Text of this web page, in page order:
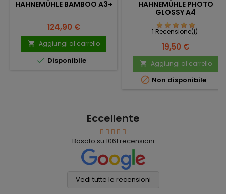
HAHNEMÜHLE BAMBOO A3+
Prezzo
124,90 €
 Aggiungi al carrello
 Disponibile
HAHNEMÜHLE PHOTO
GLOSSY A4
1 Recensione(i)
Prezzo
19,50 €
 Aggiungi al carrello
 Non disponibile
Eccellente
Basato su 1061 recensioni
Vedi tutte le recensioni